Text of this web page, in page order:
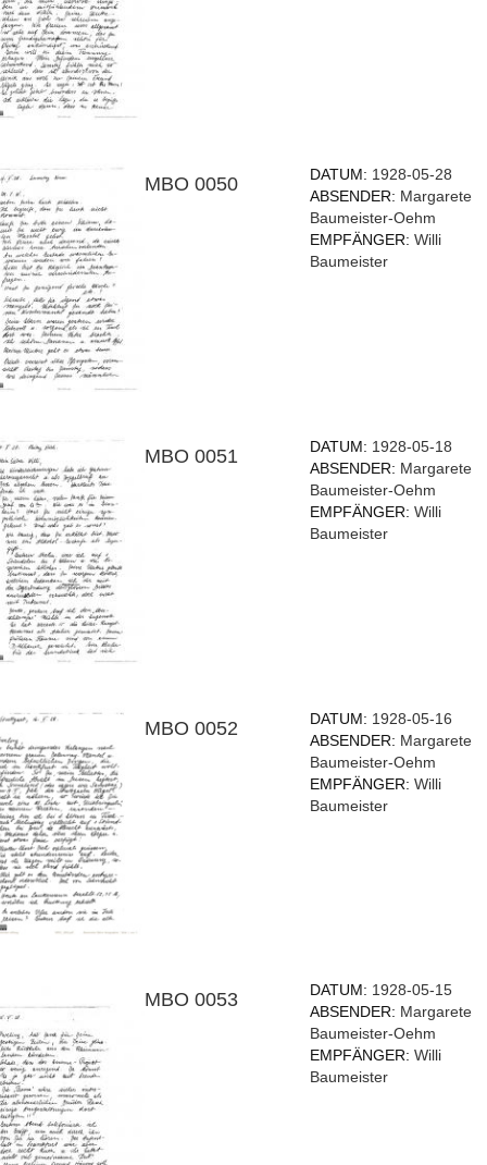
MBO 0050 DATUM: 1928-05-28
ABSENDER: Margarete
Baumeister-Oehm
EMPFÄNGER:Willi
Baumeister
MBO 0051 DATUM: 1928-05-18
ABSENDER: Margarete
Baumeister-Oehm
EMPFÄNGER:Willi
Baumeister
MBO 0052 DATUM: 1928-05-16
ABSENDER: Margarete
Baumeister-Oehm
EMPFÄNGER:Willi
Baumeister
MBO 0053 DATUM: 1928-05-15
ABSENDER: Margarete
Baumeister-Oehm
EMPFÄNGER:Willi
Baumeister